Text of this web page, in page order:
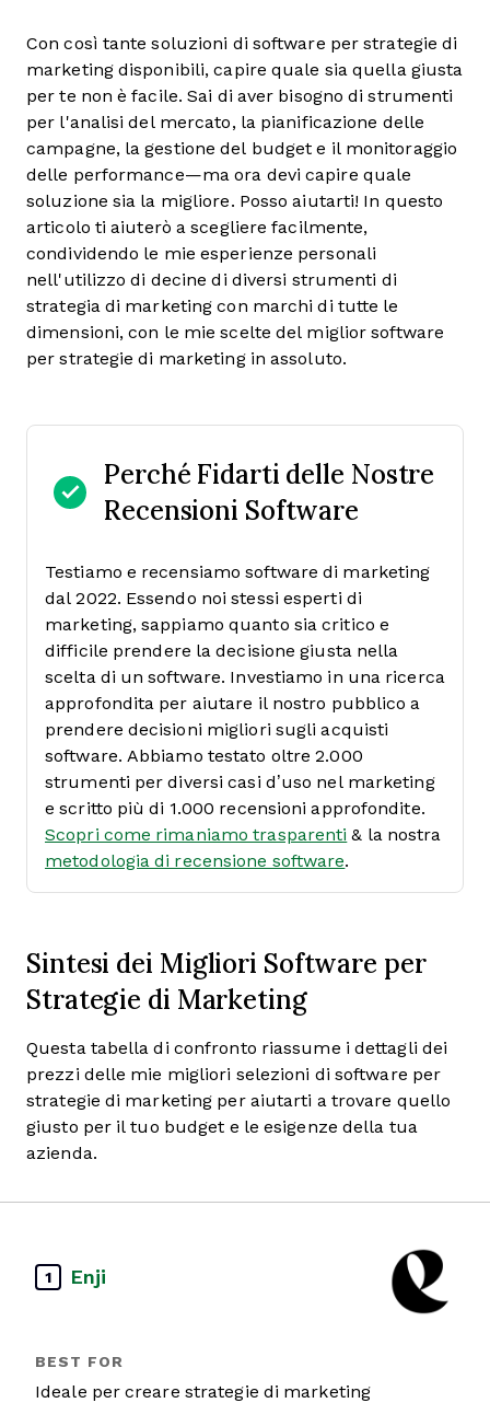
Con così tante soluzioni di software per strategie di
marketing disponibili, capire quale sia quella giusta
per te non è facile. Sai di aver bisogno di strumenti
per l'analisi del mercato, la pianificazione delle
campagne, la gestione del budget e il monitoraggio
delle performance—ma ora devi capire quale
soluzione sia la migliore. Posso aiutarti! In questo
articolo ti aiuterò a scegliere facilmente,
condividendo le mie esperienze personali
nell'utilizzo di decine di diversi strumenti di
strategia di marketing con marchi di tutte le
dimensioni, con le mie scelte del miglior software
per strategie di marketing in assoluto.
Perché Fidarti delle Nostre
Recensioni Software
Testiamo e recensiamo software di marketing
dal 2022. Essendo noi stessi esperti di
marketing, sappiamo quanto sia critico e
difficile prendere la decisione giusta nella
scelta di un software. Investiamo in una ricerca
approfondita per aiutare il nostro pubblico a
prendere decisioni migliori sugli acquisti
software. Abbiamo testato oltre 2.000
strumenti per diversi casi d’uso nel marketing
e scritto più di 1.000 recensioni approfondite.
Scopri come rimaniamo trasparenti & la nostra
metodologia di recensione software.
Sintesi dei Migliori Software per
Strategie di Marketing
Questa tabella di confronto riassume i dettagli dei
prezzi delle mie migliori selezioni di software per
strategie di marketing per aiutarti a trovare quello
giusto per il tuo budget e le esigenze della tua
azienda.
1 Enji
Ideale per creare strategie di marketing